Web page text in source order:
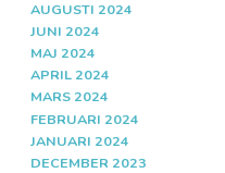
AUGUSTI 2024
JUNI 2024
MAJ 2024
APRIL 2024
MARS 2024
FEBRUARI 2024
JANUARI 2024
DECEMBER 2023